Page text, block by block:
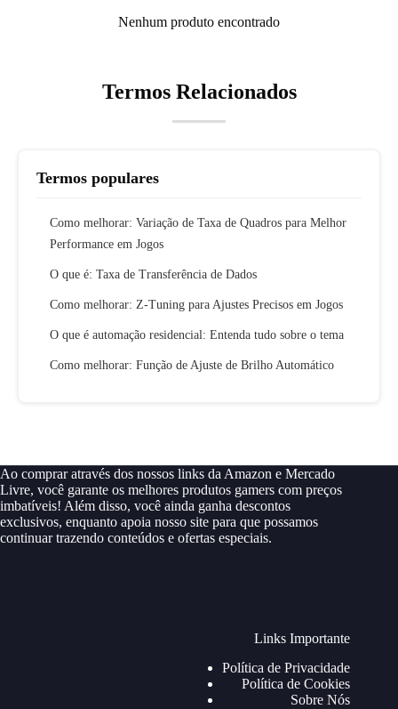
Nenhum produto encontrado
Termos Relacionados
Termos populares
Como melhorar: Variação de Taxa de Quadros para Melhor
Performance em Jogos
O que é: Taxa de Transferência de Dados
Como melhorar: Z-Tuning para Ajustes Precisos em Jogos
O que é automação residencial: Entenda tudo sobre o tema
Como melhorar: Função de Ajuste de Brilho Automático
Ao comprar através dos nossos links da Amazon e Mercado
Livre, você garante os melhores produtos gamers com preços
imbatíveis! Além disso, você ainda ganha descontos
exclusivos, enquanto apoia nosso site para que possamos
continuar trazendo conteúdos e ofertas especiais.
Links Importante
Política de Privacidade
Política de Cookies
Sobre Nós